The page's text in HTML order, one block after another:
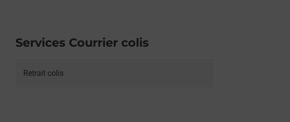
Services Courrier colis
Retrait colis